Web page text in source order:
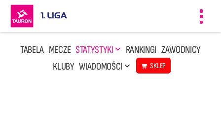
TABELA MECZE STATYSTYKI RANKINGI ZAWODNICY
KLUBY WIADOMOŚCI SKLEP